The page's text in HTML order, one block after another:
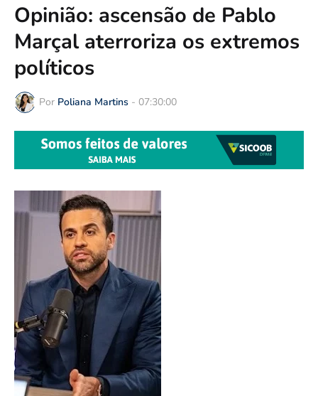
Opinião: ascensão de Pablo
Marçal aterroriza os extremos
políticos
Por Poliana Martins - 07:30:00